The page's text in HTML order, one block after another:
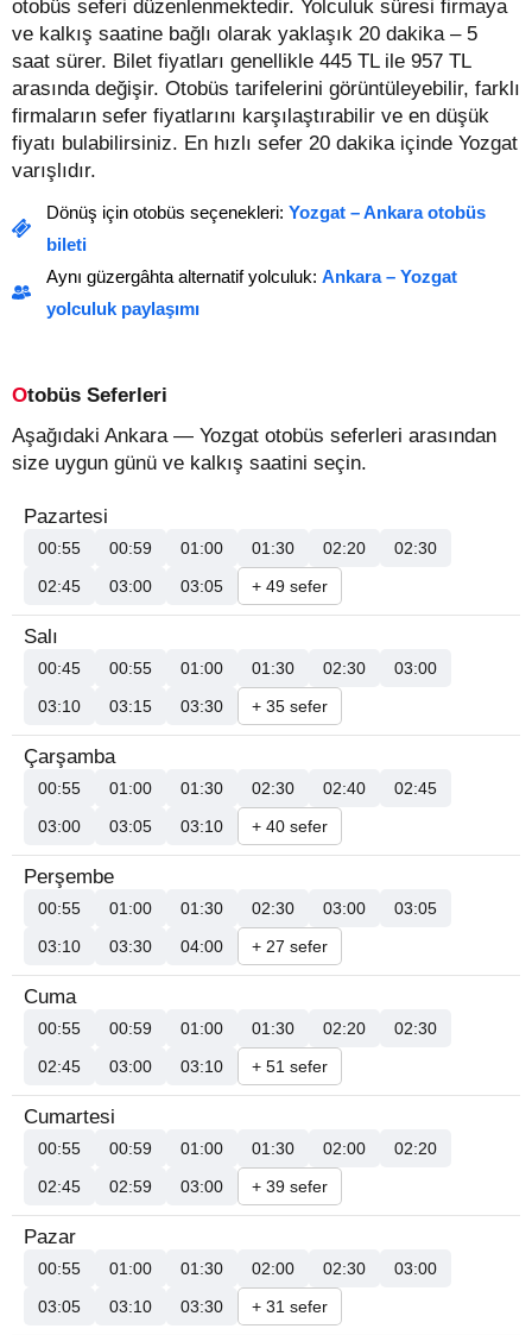
otobüs seferi düzenlenmektedir. Yolculuk süresi firmaya
ve kalkış saatine bağlı olarak yaklaşık 20 dakika – 5
saat sürer. Bilet fiyatları genellikle 445 TL ile 957 TL
arasında değişir. Otobüs tarifelerini görüntüleyebilir, farklı
firmaların sefer fiyatlarını karşılaştırabilir ve en düşük
fiyatı bulabilirsiniz. En hızlı sefer 20 dakika içinde Yozgat
varışlıdır.
Dönüş için otobüs seçenekleri: Yozgat – Ankara otobüs
bileti
Aynı güzergâhta alternatif yolculuk: Ankara – Yozgat
yolculuk paylaşımı
Otobüs Seferleri
Aşağıdaki Ankara — Yozgat otobüs seferleri arasından
size uygun günü ve kalkış saatini seçin.
Pazartesi
00:55 00:59 01:00 01:30 02:20
02:30
02:45
03:00 03:05 + 49 sefer
Salı
00:45 00:55 01:00 01:30 02:30
03:00
03:10
03:15 03:30 + 35 sefer
Çarşamba
00:55 01:00 01:30 02:30 02:40
02:45
03:00
03:05 03:10 + 40 sefer
Perşembe
00:55 01:00 01:30 02:30 03:00
03:05
03:10
03:30 04:00 + 27 sefer
Cuma
00:55 00:59 01:00 01:30 02:20
02:30
02:45
03:00 03:10 + 51 sefer
Cumartesi
00:55 00:59 01:00 01:30 02:00
02:20
02:45
02:59 03:00 + 39 sefer
Pazar
00:55 01:00 01:30 02:00 02:30
03:00
03:05
03:10 03:30 + 31 sefer